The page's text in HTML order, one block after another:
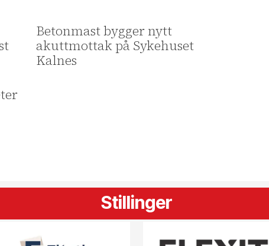
Betonmast bygger nytt
akuttmottak på Sykehuset
Kalnes
Stillinger